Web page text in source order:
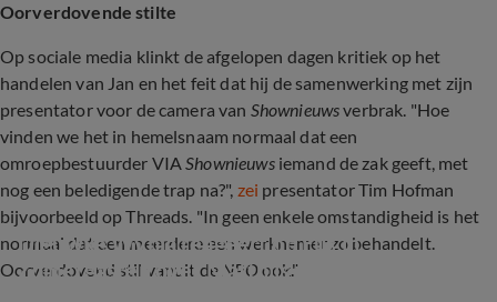
Oorverdovende stilte
Op sociale media klinkt de afgelopen dagen kritiek op het
handelen van Jan en het feit dat hij de samenwerking met zijn
presentator voor de camera van Shownieuwsverbrak. "Hoe
vinden we het in hemelsnaam normaal dat een
omroepbestuurder VIAShownieuws iemand de zak geeft, met
nog een beledigende trap na?", zei presentator Tim Hofman
bijvoorbeeld op Threads. "In geen enkele omstandigheid is het
normaal dat een meerdere een werknemer zo behandelt.
Oorverdovend stil vanuit de NPO ook."
Dieuwke Wynia reageert op Eus in
Zomergasten over Matthijs van Nieuwkerk